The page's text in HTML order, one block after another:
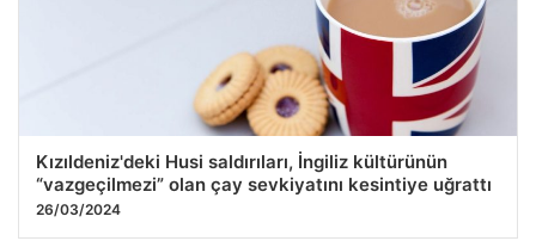
Kızıldeniz'deki Husi saldırıları, İngiliz kültürünün
“vazgeçilmezi” olan çay sevkiyatını kesintiye uğrattı
26/03/2024